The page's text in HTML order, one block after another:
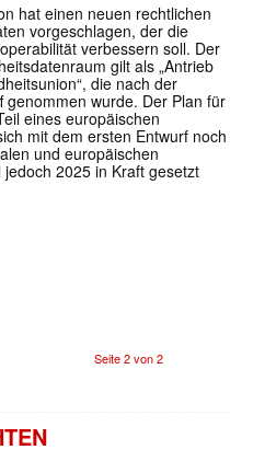
hat einen neuen rechtlichen
vorgeschlagen, der die
verbessern soll. Der
gilt als „Antrieb
die nach der
genommen wurde. Der Plan für
eines europäischen
mit dem ersten Entwurf noch
und europäischen
2025 in Kraft gesetzt
Seite 2 von 2